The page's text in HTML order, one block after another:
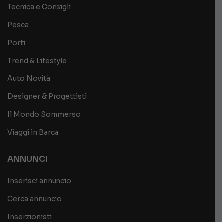
Tecnica e Consigli
Pesca
Porti
Trend & Lifestyle
Auto Novità
Designer & Progettisti
Il Mondo Sommerso
Viaggi in Barca
ANNUNCI
Inserisci annuncio
Cerca annuncio
Inserzionisti